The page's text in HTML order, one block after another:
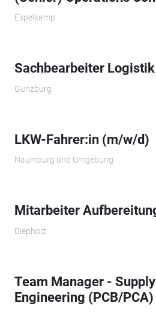
Espelkamp
Sachbearbeiter
Günzburg
LKW-Fahrer:in (m/w/d)
Naumburg und Umgebung
Mitarbeiter
Diepholz
Team Manager -
Engineering (PCB/